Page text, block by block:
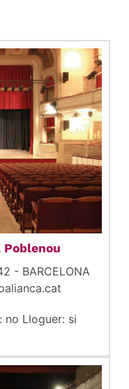
Poblenou
- BARCELONA
no Lloguer: si